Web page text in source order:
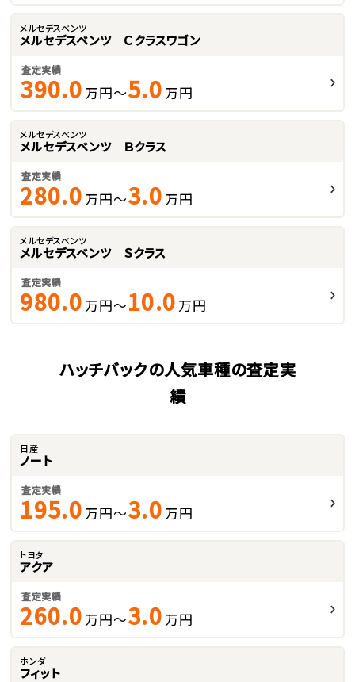
メルセデスベンツ
メルセデスベンツ Ｃクラスワゴン
査定実績
390.0 万円～5.0 万円
メルセデスベンツ
メルセデスベンツ Ｂクラス
査定実績
280.0 万円～3.0 万円
メルセデスベンツ
メルセデスベンツ Ｓクラス
査定実績
980.0 万円～10.0 万円
ハッチバックの人気車種の査定実
績
日産
ノート
査定実績
195.0 万円～3.0 万円
トヨタ
アクア
査定実績
260.0 万円～3.0 万円
ホンダ
フィット